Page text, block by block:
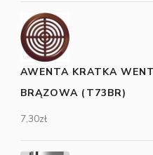
AWENTA KRATKA
BRĄZOWA (T73BR)
7,30zł